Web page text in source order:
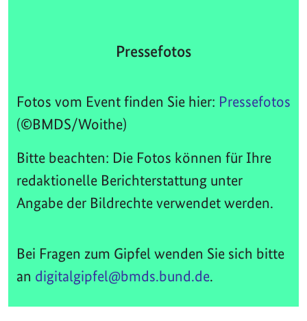
Pressefotos
Fotos vom Event finden Sie hier: Pressefotos
(©BMDS/Woithe)
Bitte beachten: Die Fotos können für Ihre
redaktionelle Berichterstattung unter
Angabe der Bildrechte verwendet werden.
Bei Fragen zum Gipfel wenden Sie sich bitte
an digitalgipfel@bmds.bund.de.